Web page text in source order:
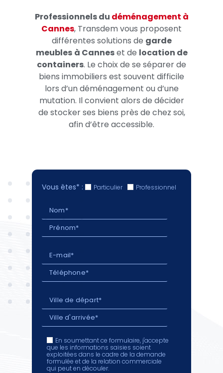
Professionnels du déménagement à
Cannes, Transdem vous proposent
différentes solutions de garde
meubles à Canneset de location de
containers. Le choix de se séparer de
biens immobiliers est souvent difficile
lors d’un déménagement ou d’une
mutation. Il convient alors de décider
de stocker ses biens près de chez soi,
afin d’être accessible.
Vous êtes* : Particulier Professionnel
En soumettant ce formulaire, j'accepte
que les informations saisies soient
exploitées dans le cadre de la demande
formulée et de la relation commerciale
qui peut en découler.